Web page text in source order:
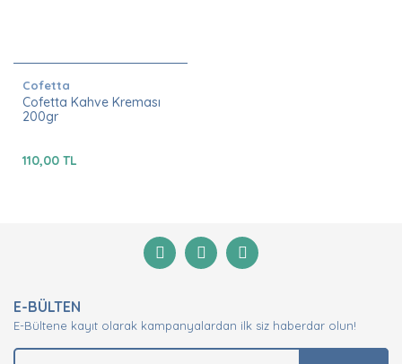
Cofetta
Cofetta Kahve Kreması
200gr
110,00 TL
E-BÜLTEN
E-Bültene kayıt olarak kampanyalardan ilk siz haberdar olun!